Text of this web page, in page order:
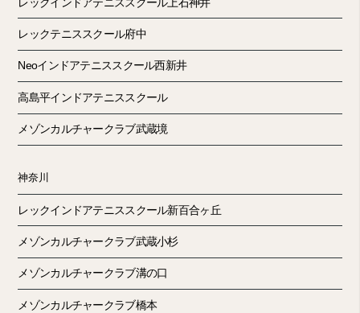
レックテニススクール府中
Neoインドアテニススクール西新井
高島平インドアテニススクール
メゾンカルチャークラブ武蔵境
神奈川
レックインドアテニススクール新百合ヶ丘
メゾンカルチャークラブ武蔵小杉
メゾンカルチャークラブ溝の口
メゾンカルチャークラブ橋本